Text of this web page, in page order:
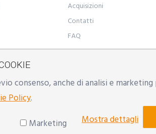
Acquisizioni
Contatti
FAQ
| Mail:
| P.IVA: 02533500357
by
consenso, anche di analisi e
Policy.
Marketing Mostra dettagli